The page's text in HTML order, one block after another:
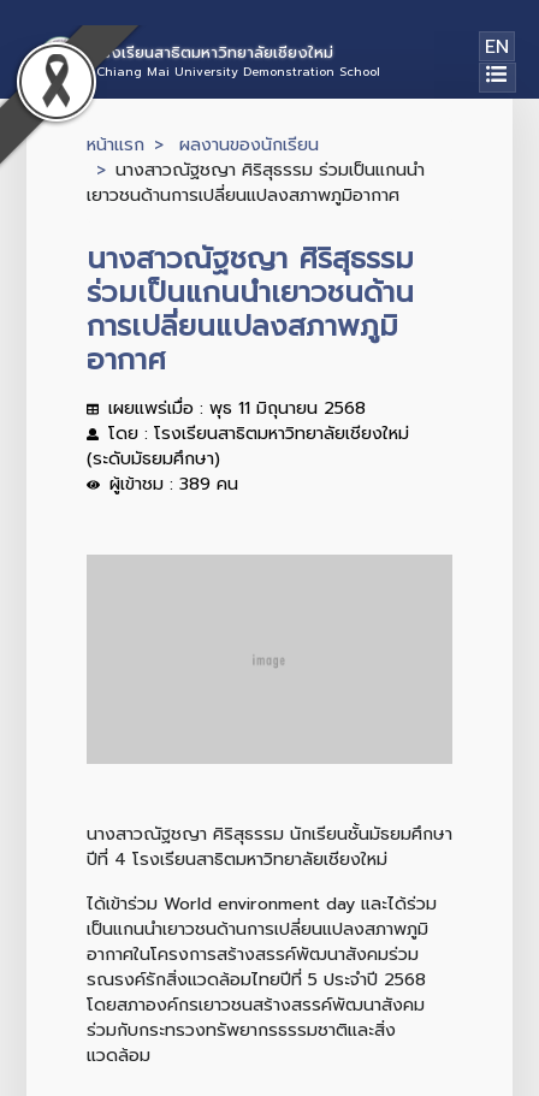
โรงเรียนสาธิตมหาวิทยาลัยเชียงใหม่
Chiang Mai University Demonstration School
EN
หน้าแรก
ผลงานของนักเรียน
นางสาวณัฐชญา ศิริสุธรรม ร่วมเป็นแกนนำ
เยาวชนด้านการเปลี่ยนแปลงสภาพภูมิอากาศ
นางสาวณัฐชญา ศิริสุธรรม
ร่วมเป็นแกนนำเยาวชนด้าน
การเปลี่ยนแปลงสภาพภูมิ
อากาศ
เผยแพร่เมื่อ : พุธ 11 มิถุนายน 2568
โดย : โรงเรียนสาธิตมหาวิทยาลัยเชียงใหม่
(ระดับมัธยมศึกษา)
ผู้เข้าชม : 389 คน
นางสาวณัฐชญา ศิริสุธรรม นักเรียนชั้นมัธยมศึกษา
ปีที่ 4 โรงเรียนสาธิตมหาวิทยาลัยเชียงใหม่
ได้เข้าร่วม World environment day และได้ร่วม
เป็นแกนนำเยาวชนด้านการเปลี่ยนแปลงสภาพภูมิ
อากาศในโครงการสร้างสรรค์พัฒนาสังคมร่วม
รณรงค์รักสิ่งแวดล้อมไทยปีที่ 5 ประจำปี 2568
โดยสภาองค์กรเยาวชนสร้างสรรค์พัฒนาสังคม
ร่วมกับกระทรวงทรัพยากรธรรมชาติและสิ่ง
แวดล้อม